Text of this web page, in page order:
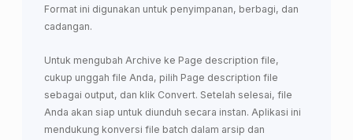
Format ini digunakan untuk penyimpanan, berbagi, dan
cadangan.
Untuk mengubah Archive ke Page description file,
cukup unggah file Anda, pilih Page description file
sebagai output, dan klik Convert. Setelah selesai, file
Anda akan siap untuk diunduh secara instan. Aplikasi ini
mendukung konversi file batch dalam arsip dan